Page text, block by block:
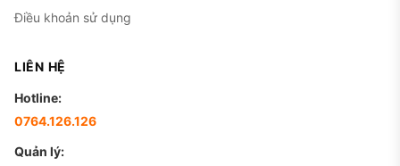
Điều khoản sử dụng
LIÊN HỆ
Hotline:
0764.126.126
Quản lý: